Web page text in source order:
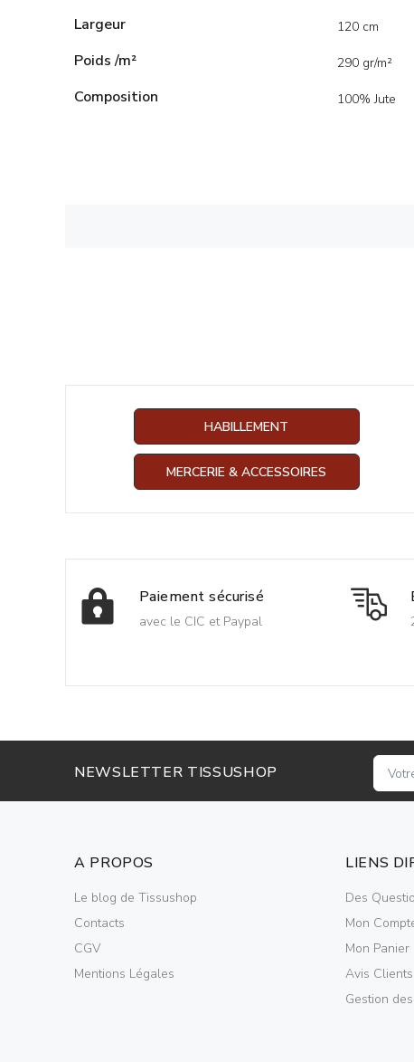
Largeur 120 cm
Poids /m² 290 gr/m²
Composition 100% Jute
HABILLEMENT
MERCERIE & ACCESSOIRES
Paiement sécurisé
avec le CIC et Paypal
NEWSLETTER TISSUSHOP
A PROPOS
Le blog de Tissushop
Contacts
CGV
Mentions Légales
LIENS
Des
Mon
Mon Panier
Avis Clients
Gestion